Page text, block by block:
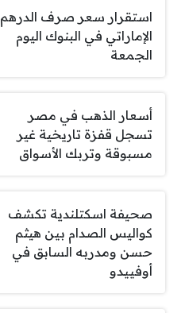
استقرار سعر صرف الدرهم
الإماراتي في البنوك اليوم
الجمعة
أسعار الذهب في مصر
تسجل قفزة تاريخية غير
مسبوقة وتربك الأسواق
صحيفة اسكتلندية تكشف
كواليس الصدام بين هيثم
حسن ومدربه السابق في
أوفييدو